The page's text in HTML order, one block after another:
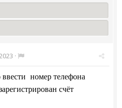
·
номер телефона
счёт